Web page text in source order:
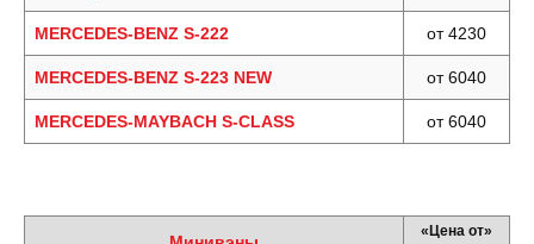
MERCEDES-BENZ S-222 от 4230
MERCEDES-BENZ S-223 NEW от 6040
MERCEDES-MAYBACH S-CLASS от 6040
«Цена от»